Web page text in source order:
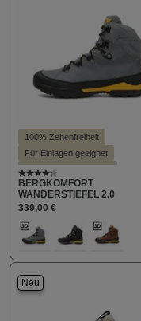
100% Zehenfreiheit
Für Einlagen geeignet
Hallux valgus geeignet
Hohe Dämpfung
Durchschnittliche
BERGKOMFORT
WANDERSTIEFEL 2.0
339,00 €
Farbe auswählen
112 179 289
Neu